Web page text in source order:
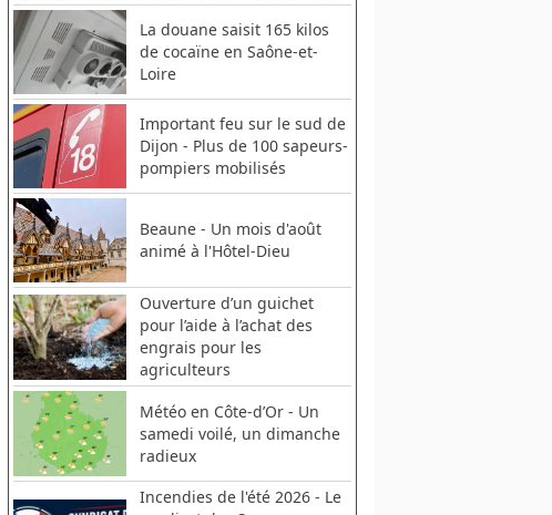
La douane saisit 165 kilos
de cocaïne en Saône-et-
Loire
Important feu sur le sud de
Dijon - Plus de 100 sapeurs-
pompiers mobilisés
Beaune - Un mois d'août
animé à l'Hôtel-Dieu
Ouverture d’un guichet
pour l’aide à l’achat des
engrais pour les
agriculteurs
Météo en Côte-d’Or - Un
samedi voilé, un dimanche
radieux
Incendies de l'été 2026 - Le